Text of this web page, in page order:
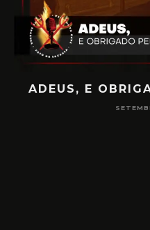
ADEUS, E